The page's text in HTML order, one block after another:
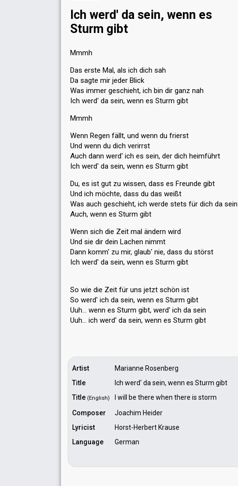
Ich werd' da sein, wenn es
Sturm gibt
Mmmh
Das erste Mal, als ich dich sah
Da sagte mir jeder Blick
Was immer geschieht, ich bin dir ganz nah
Ich werd' da sein, wenn es Sturm gibt
Mmmh
Wenn Regen fällt, und wenn du frierst
Und wenn du dich verirrst
Auch dann werd' ich es sein, der dich heimführt
Ich werd' da sein, wenn es Sturm gibt
Du, es ist gut zu wissen, dass es Freunde gibt
Und ich möchte, dass du das weißt
Was auch geschieht, ich werde stets für dich da sein
Auch, wenn es Sturm gibt
Wenn sich die Zeit mal ändern wird
Und sie dir dein Lachen nimmt
Dann komm' zu mir, glaub' nie, dass du störst
Ich werd' da sein, wenn es Sturm gibt
So wie die Zeit für uns jetzt schön ist
So werd' ich da sein, wenn es Sturm gibt
Uuh… wenn es Sturm gibt, werd' ich da sein
Uuh… ich werd' dа sein, wenn eѕ Sturm gibt
Artist
Marianne Rosenberg
Title
Ich werd' da sein, wenn es Sturm gibt
Title (English)
I will be there when there is storm
Composer
Joachim Heider
Lyricist
Horst-Herbert Krause
Language
German